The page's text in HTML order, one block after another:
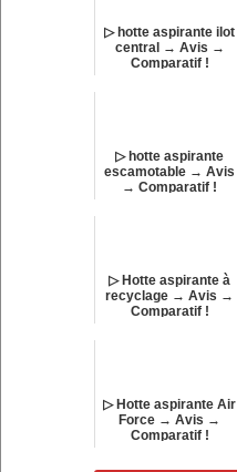
▷ hotte aspirante ilot
central → Avis →
Comparatif !
▷ hotte aspirante
escamotable → Avis
→ Comparatif !
▷ Hotte aspirante à
recyclage → Avis →
Comparatif !
▷ Hotte aspirante Air
Force → Avis →
Comparatif !